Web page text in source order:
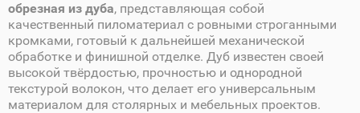
обрезная из дуба, представляющая собой
качественный пиломатериал с ровными строганными
кромками, готовый к дальнейшей механической
обработке и финишной отделке. Дуб известен своей
высокой твёрдостью, прочностью и однородной
текстурой волокон, что делает его универсальным
материалом для столярных и мебельных проектов.